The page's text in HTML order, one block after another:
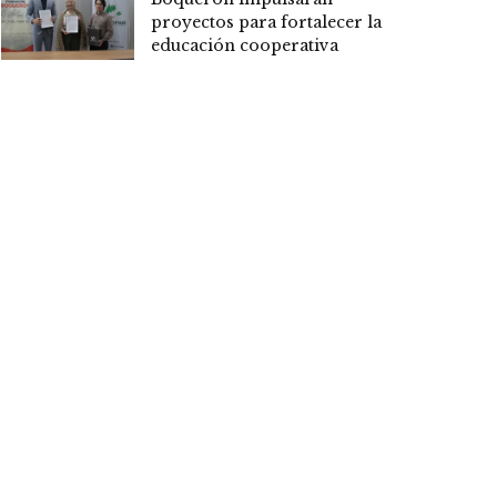
proyectos para fortalecer la
educación cooperativa